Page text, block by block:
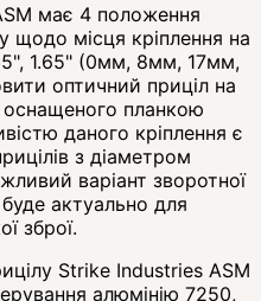
має 4 положення
щодо місця кріплення на
1.65" (0мм, 8мм, 17мм,
оптичний приціл на
планкою
даного кріплення є
з діаметром
варіант зворотної
актуально для
зброї.
Strike Industries ASM
алюмінію 7250,